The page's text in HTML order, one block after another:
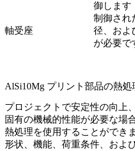
御します
軸受座
制御され
径、およ
が必要で
AlSi10Mg プリント部品の熱処
プロジェクトで安定性の向上
固有の機械的性能が必要な場
熱処理を使用することができ
形状、機能、荷重条件、およ